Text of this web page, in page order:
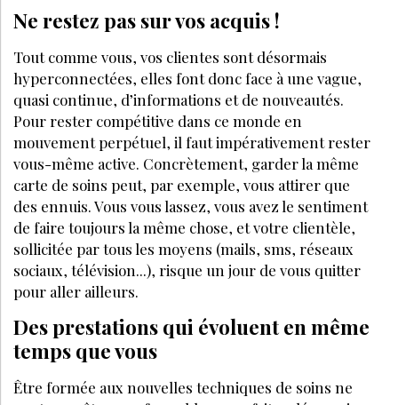
Ne restez pas sur vos acquis !
Tout comme vous, vos clientes sont désormais
hyperconnectées, elles font donc face à une vague,
quasi continue, d’informations et de nouveautés.
Pour rester compétitive dans ce monde en
mouvement perpétuel, il faut impérativement rester
vous-même active. Concrètement, garder la même
carte de soins peut, par exemple, vous atti
LA SUITE EST RÉSERVÉE
AUX ABONNÉS
Déjà abonné ? Se connecter
illimité